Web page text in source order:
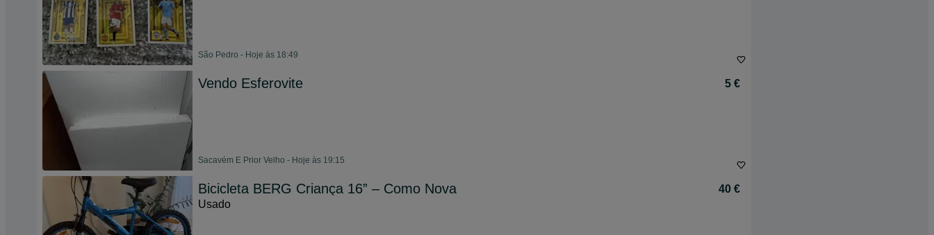
São Pedro - Hoje às 18:49
Vendo Esferovite 5 €
Sacavém E Prior Velho - Hoje às 19:15
Bicicleta BERG Criança 16” – Como Nova
40 €
Usado